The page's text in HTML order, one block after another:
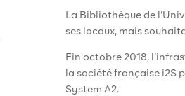
La Bibliothèque de
ses locaux, mais
Fin octobre 2018,
la société française i2S
System A2.